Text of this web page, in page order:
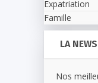
Expatriation
Famille
LA
Nos